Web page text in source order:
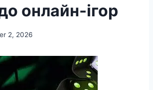
онлайн-ігор
2, 2026